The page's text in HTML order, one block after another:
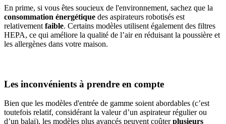
En prime, si vous êtes soucieux de l'environnement, sachez que la
consommation énergétique des aspirateurs robotisés est
relativement faible. Certains modèles utilisent également des filtres
HEPA, ce qui améliore la qualité de l’air en réduisant la poussière et
les allergènes dans votre maison.
Les inconvénients à prendre en compte
Bien que les modèles d'entrée de gamme soient abordables (c’est
toutefois relatif, considérant la valeur d’un aspirateur régulier ou
d’un balai), les modèles plus avancés peuvent coûterplusieurs